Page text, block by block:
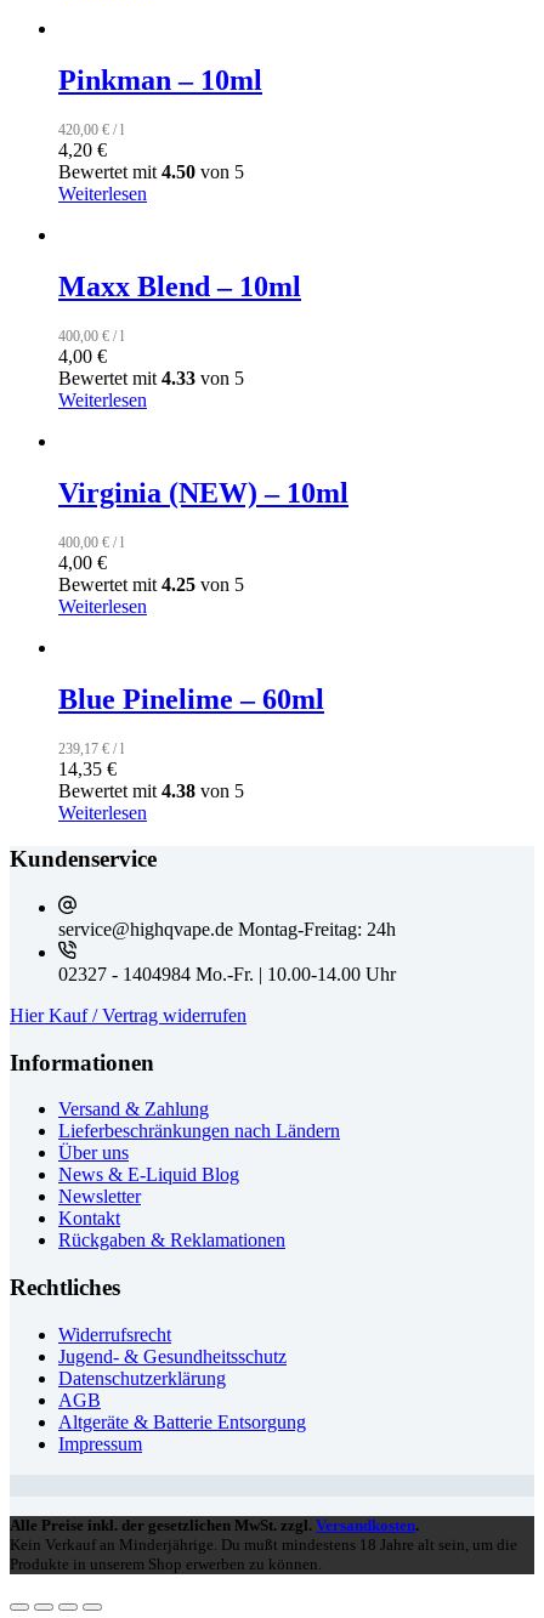
Pinkman – 10ml
420,00 € /l
4,20 €
Bewertet mit 4.50 von 5
Weiterlesen
Maxx Blend – 10ml
400,00 € /l
4,00 €
Bewertet mit 4.33 von 5
Weiterlesen
Virginia (NEW) – 10ml
400,00 € /l
4,00 €
Bewertet mit 4.25 von 5
Weiterlesen
Blue Pinelime – 60ml
239,17 € /l
14,35 €
Bewertet mit 4.38 von 5
Weiterlesen
Kundenservice
service@highqvape.de Montag-Freitag: 24h
02327 - 1404984 Mo.-Fr. | 10.00-14.00 Uhr
Hier Kauf / Vertrag widerrufen
Informationen
Versand & Zahlung
Lieferbeschränkungen nach Ländern
Über uns
News & E-Liquid Blog
Newsletter
Kontakt
Rückgaben & Reklamationen
Rechtliches
Widerrufsrecht
Jugend- & Gesundheitsschutz
Datenschutzerklärung
AGB
Altgeräte & Batterie Entsorgung
Impressum
Alle Preise inkl. der gesetzlichen MwSt. zzgl. Versandkosten.
Kein Verkauf an Minderjährige. Du mußt mindestens 18 Jahre alt sein, um die
Produkte in unserem Shop erwerben zu können.